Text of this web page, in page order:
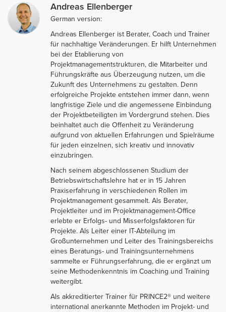
Andreas Ellenberger
German version:
Andreas Ellenberger ist Berater, Coach und Trainer
für nachhaltige Veränderungen. Er hilft Unternehmen
bei der Etablierung von
Projektmanagementstrukturen, die Mitarbeiter und
Führungskräfte aus Überzeugung nutzen, um die
Zukunft des Unternehmens zu gestalten. Denn
erfolgreiche Projekte entstehen immer dann, wenn
langfristige Ziele und die angemessene Einbindung
der Projektbeteiligten im Vordergrund stehen. Dies
beinhaltet auch die Offenheit zu Veränderung
aufgrund von aktuellen Erfahrungen und Spielräume
für jeden einzelnen, sich kreativ und innovativ
einzubringen.
Nach seinem abgeschlossenen Studium der
Betriebswirtschaftslehre hat er in 15 Jahren
Praxiserfahrung in verschiedenen Rollen im
Projektmanagement gesammelt. Als Berater,
Projektleiter und im Projektmanagement-Office
erlebte er Erfolgs- und Misserfolgsfaktoren für
Projekte. Als Leiter einer IT-Abteilung im
Großunternehmen und Leiter des Trainingsbereichs
eines Beratungs- und Trainingsunternehmens
sammelte er Führungserfahrung, die er ergänzt um
seine Methodenkenntnis im Coaching und Training
weitergibt.
Als akkreditierter Trainer für PRINCE2® und weitere
international anerkannte Methoden im Projekt- und